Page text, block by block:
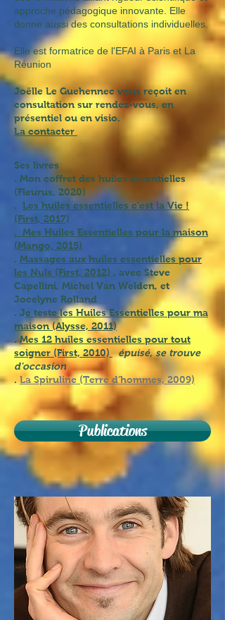
approche pédagogique innovante. Elle
donne aussi des consultations individuelles.
Elle est formatrice de l'EFAI à Paris et La
Réunion
Joëlle Le Guehennec vous reçoit en
consultation sur rendez-vous, en
présentiel ou en visio.
La contacter
Ses livres
. Mon coffret des huiles essentielles
(Fleurus, 2020)
. Les huiles essentielles c'est la Vie !
(First, 2017)
. Mes Huiles Essentielles pour la maison
(Mango, 2015)
. Massages aux huiles essentielles pour
les Nuls (First, 2012) , avec Steve
Capellini, Michel Van Welden, et
Jocelyne Rolland
. Je teste les Huiles Essentielles pour ma
maison (Alysse, 2011)
.Mes 12 huiles essentielles pour tout
soigner (First, 2010)
épuisé, se trouve
d'occasion
. La Spiruline (Terre d’hommes, 2009)
Publications